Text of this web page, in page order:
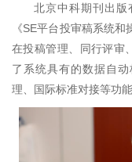
北京中科期刊出版
《SE平台投审稿系统
在投稿管理、同行评审
了系统具有的数据自
理、国际标准对接等功能